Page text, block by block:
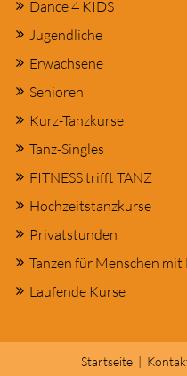
Dance 4 KIDS
Jugendliche
Erwachsene
Senioren
Kurz-Tanzkurse
Tanz-Singles
FITNESS trifft TANZ
Hochzeitstanzkurse
Privatstunden
Tanzen für Menschen
Laufende Kurse
Startseite |